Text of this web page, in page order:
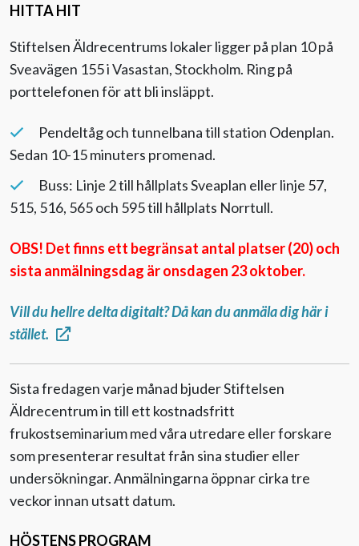
HITTA HIT
Stiftelsen Äldrecentrums lokaler ligger på plan 10 på
Sveavägen 155 i Vasastan, Stockholm. Ring på
porttelefonen för att bli insläppt.
Pendeltåg och tunnelbana till station Odenplan.
Sedan 10-15 minuters promenad.
Buss: Linje 2 till hållplats Sveaplan eller linje 57,
515, 516, 565 och 595 till hållplats Norrtull.
OBS! Det finns ett begränsat antal platser (20) och
sista anmälningsdag är onsdagen 23 oktober.
Vill du hellre delta digitalt? Då kan du anmäla dig här i
stället.
Sista fredagen varje månad bjuder Stiftelsen
Äldrecentrum in till ett kostnadsfritt
frukostseminarium med våra utredare eller forskare
som presenterar resultat från sina studier eller
undersökningar. Anmälningarna öppnar cirka tre
veckor innan utsatt datum.
HÖSTENS PROGRAM